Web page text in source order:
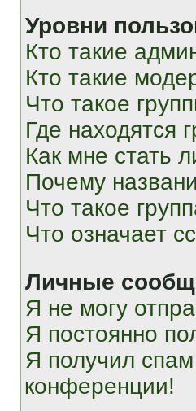
Уровни
Кто такие
Кто такие
Что такое
Где находятся
Как мне стать
Почему
Что такое
Что означает
Личные
Я не могу
Я постоянно
Я получил
конференции!